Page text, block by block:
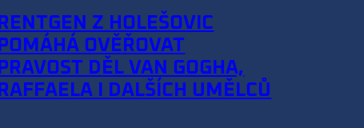
RENTGEN Z HOLEŠOVIC
POMÁHÁ OVĚŘOVAT
PRAVOST DĚL VAN GOGHA,
RAFFAELA I DALŠÍCH UMĚLCŮ